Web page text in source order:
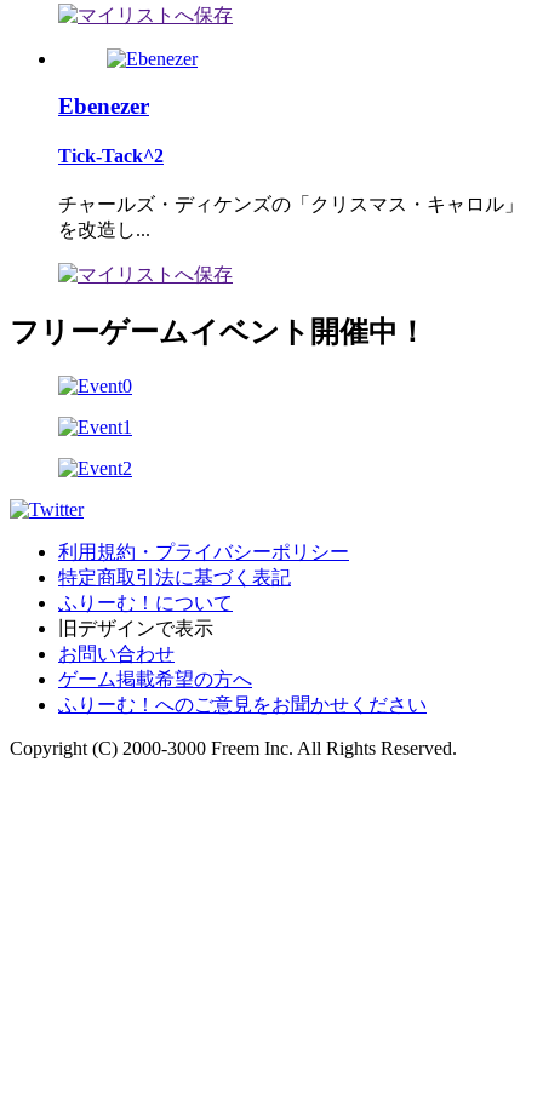
Ebenezer
Tick-Tack^2
チャールズ・ディケンズの「クリスマス・キャロル」
を改造し...
フリーゲームイベント開催中！
利用規約・プライバシーポリシー
特定商取引法に基づく表記
ふりーむ！について
旧デザインで表示
お問い合わせ
ゲーム掲載希望の方へ
ふりーむ！へのご意見をお聞かせください
Copyright (C) 2000-3000 Freem Inc. All Rights Reserved.